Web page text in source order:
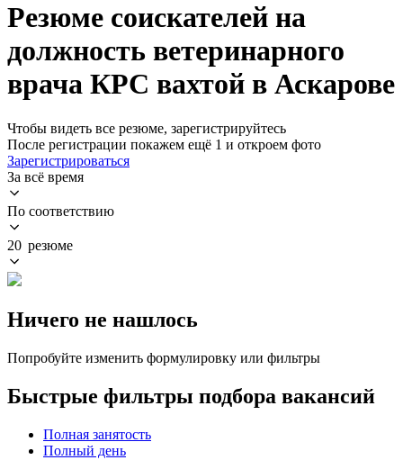
Резюме соискателей на
должность ветеринарного
врача КРС вахтой в Аскарове
Чтобы видеть все резюме, зарегистрируйтесь
После регистрации покажем ещё 1 и откроем фото
Зарегистрироваться
За всё время
По соответствию
20 резюме
Ничего не нашлось
Попробуйте изменить формулировку или фильтры
Быстрые фильтры подбора вакансий
Полная занятость
Полный день